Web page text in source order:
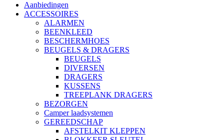
Aanbiedingen
ACCESSOIRES
ALARMEN
BEENKLEED
BESCHERMHOES
BEUGELS & DRAGERS
BEUGELS
DIVERSEN
DRAGERS
KUSSENS
TREEPLANK DRAGERS
BEZORGEN
Camper laadsystemen
GEREEDSCHAP
AFSTELKIT KLEPPEN